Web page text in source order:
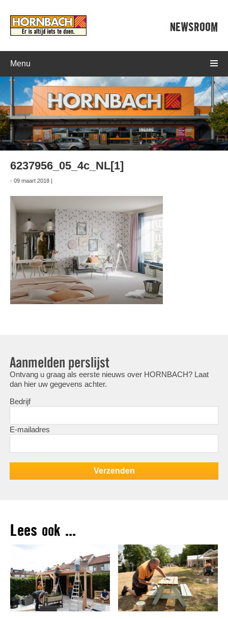
NEWSROOM
Menu
6237956_05_4c_NL[1]
- 09 maart 2018 |
Aanmelden perslijst
Ontvang u graag als eerste nieuws over HORNBACH? Laat
dan hier uw gegevens achter.
Bedrijf
E-mailadres
Lees ook ...